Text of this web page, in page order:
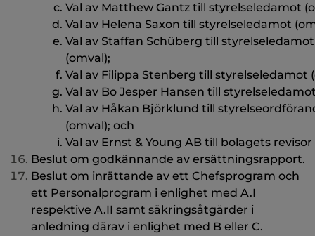
Val av Matthew Gantz till styrelseledamot
Val av Helena Saxon till styrelseledamot
Val av Staffan Schüberg till styrelseledamot
(omval);
Val av Filippa Stenberg till styrelseledamot
Val av Bo Jesper Hansen till
Val av Håkan Björklund till
(omval); och
Val av Ernst & Young AB till bolagets revisor
Beslut om godkännande av ersättningsrapport.
Beslut om inrättande av ett Chefsprogram och
ett Personalprogram i enlighet med A.I
respektive A.II samt säkringsåtgärder i
anledning därav i enlighet med B eller C.